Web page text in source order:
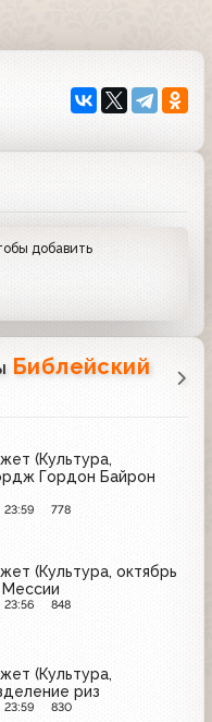
добавить
Библейский
(Культура,
Гордон Байрон
23:59 778
(Культура, октябрь
23:56 848
(Культура,
риз
23:59 830